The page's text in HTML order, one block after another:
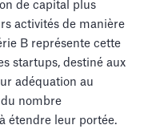
de capital plus
activités de manière
B représente cette
startups, destiné aux
adéquation au
nombre
étendre leur portée.